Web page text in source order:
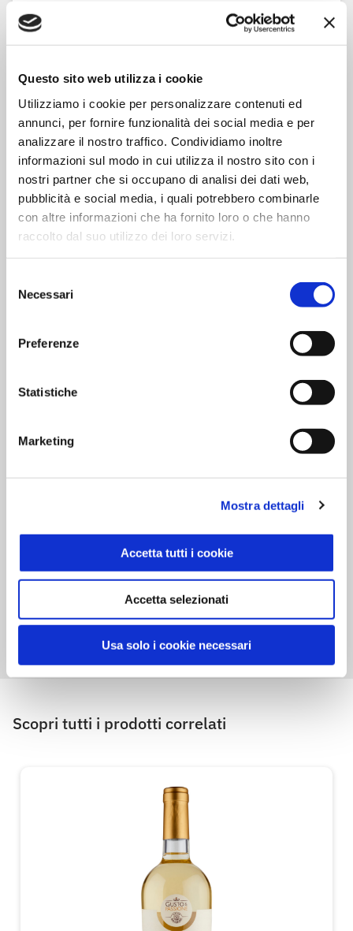
Questo sito web utilizza i cookie
Utilizziamo i cookie per personalizzare contenuti ed
annunci, per fornire funzionalità dei social media e per
analizzare il nostro traffico. Condividiamo inoltre
informazioni sul modo in cui utilizza il nostro sito con i
nostri partner che si occupano di analisi dei dati web,
pubblicità e social media, i quali potrebbero combinarle
con altre informazioni che ha fornito loro o che hanno
raccolto dal suo utilizzo dei loro servizi.
delNecessari
Preferenze
Statistiche
Marketing
Mostra dettagli
Accetta tutti i cookie
Accetta selezionati
Usa solo i cookie necessari
Caratteristiche del prodotto
Vino Bianco Sisa dal gusto fresco e leggero è ideale
con antipasti, primi piatti, carni bianche e piatti a
si consiglia di servirlo ad una temperatura di 8-10
°C. Questo vino è già pronto per andare in tavola;
versatelo direttamente nel bicchiere e gustatelo in
tutto il suo sapore.
Ingredienti
Contiene solfiti
Tipo di Conservazione: Ambiente
Conservare in ambiente fresco, lontano da fonti di
C.V.P srl
nello stabilimento di
via Molino Rosso, 12
Scopri tutti i prodotti correlati